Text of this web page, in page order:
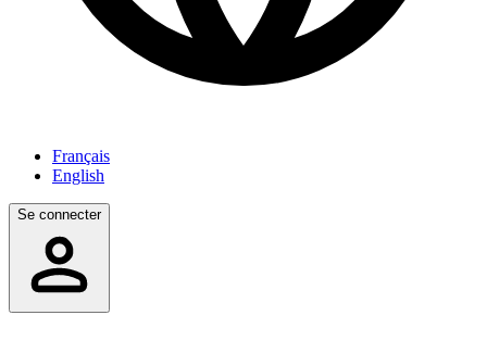
Français
English
Se connecter